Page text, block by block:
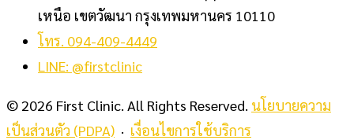
เหนือ เขตวัฒนา กรุงเทพมหานคร 10110
โทร. 094-409-4449
LINE: @firstclinic
© 2026 First Clinic. All Rights Reserved. นโยบายความ
เป็นส่วนตัว (PDPA) · เงื่อนไขการใช้บริการ